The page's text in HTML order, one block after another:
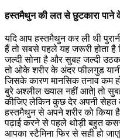
हस्तमैथुन की लत से छुटकारा पाने के
यदि आप हस्तमैथुन कर ली थी
हैं तो सबसे पहले यह जरूरी होता है
जल्दी सोना है और सुबह जल्दी
तो ओके शरीर के अंदर फीलगुड
जिसके कारण मानसिक तनाव कम
बुरे अश्लील ख्याल नहीं आते| तो
कीजिए लेकिन कुछ देर अपनी सेहत
हस्तमैथुन से अपने शरीर को किया
पढ़ाई करने से पहले थोड़ी बहुत
आपका स्टैमिना फिर से सही हो जाए|